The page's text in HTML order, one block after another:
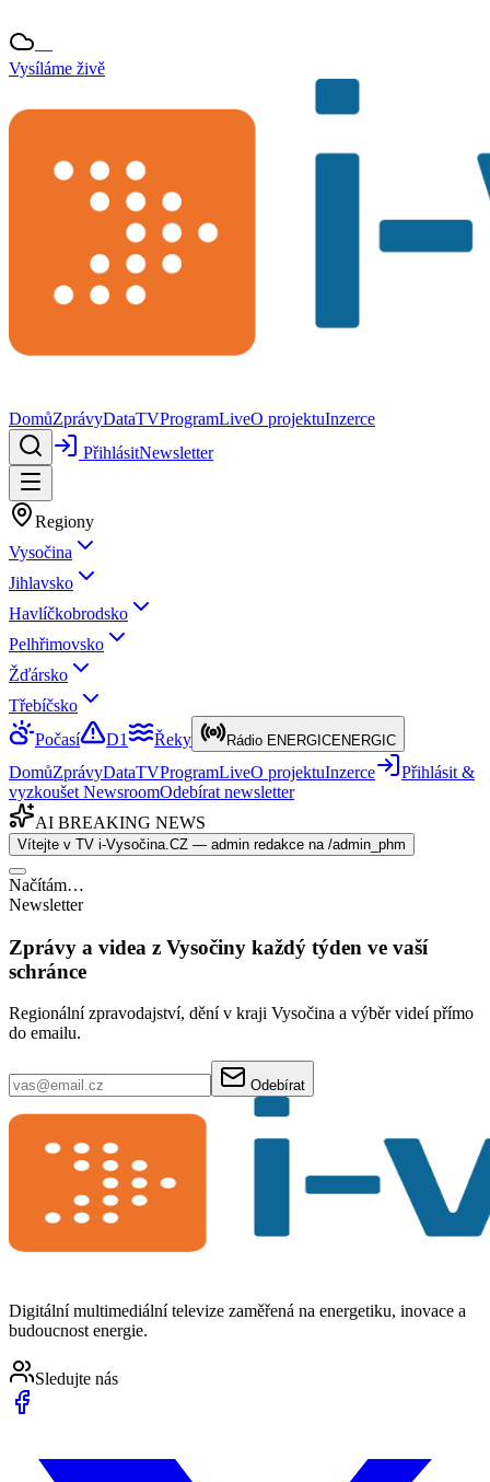
—
Vysíláme živě
DomůZprávyDataTVProgramLiveO projektuInzerce
PřihlásitNewsletter
Regiony
Vysočina
Jihlavsko
Havlíčkobrodsko
Pelhřimovsko
Žďársko
Třebíčsko
Počasí
D1 Řeky Rádio ENERGICENERGIC
DomůZprávyDataTVProgramLiveO projektuInzerce
Přihlásit &
vyzkoušet NewsroomOdebírat newsletter
AI BREAKING NEWS
Vítejte v TV i-Vysočina.CZ — admin redakce na /admin_phm
Načítám…
Newsletter
Zprávy a videa z Vysočiny každý týden ve vaší
schránce
Regionální zpravodajství, dění v kraji Vysočina a výběr videí přímo
do emailu.
Odebírat
Digitální multimediální televize zaměřená na energetiku, inovace a
budoucnost energie.
Sledujte nás